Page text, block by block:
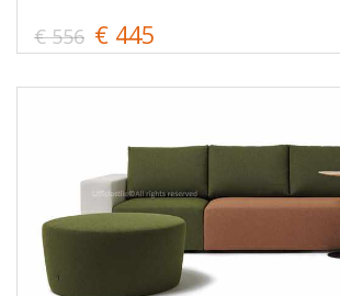
€ 556 € 445